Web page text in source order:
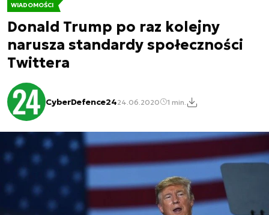
WIADOMOŚCI
Donald Trump po raz kolejny
narusza standardy społeczności
Twittera
CyberDefence2424.06.2020 1 min.